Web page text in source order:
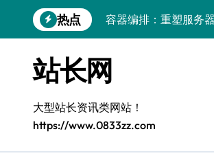
到
热点
容器编排：重塑服务
鸿蒙生态创新：平台
跨界融合驱动站长技术
科技赋能精细化运营
基于容器编排的高可
平台创业：技术驱动
站长网
大型站长资讯类网站！
https://www.0833zz.com